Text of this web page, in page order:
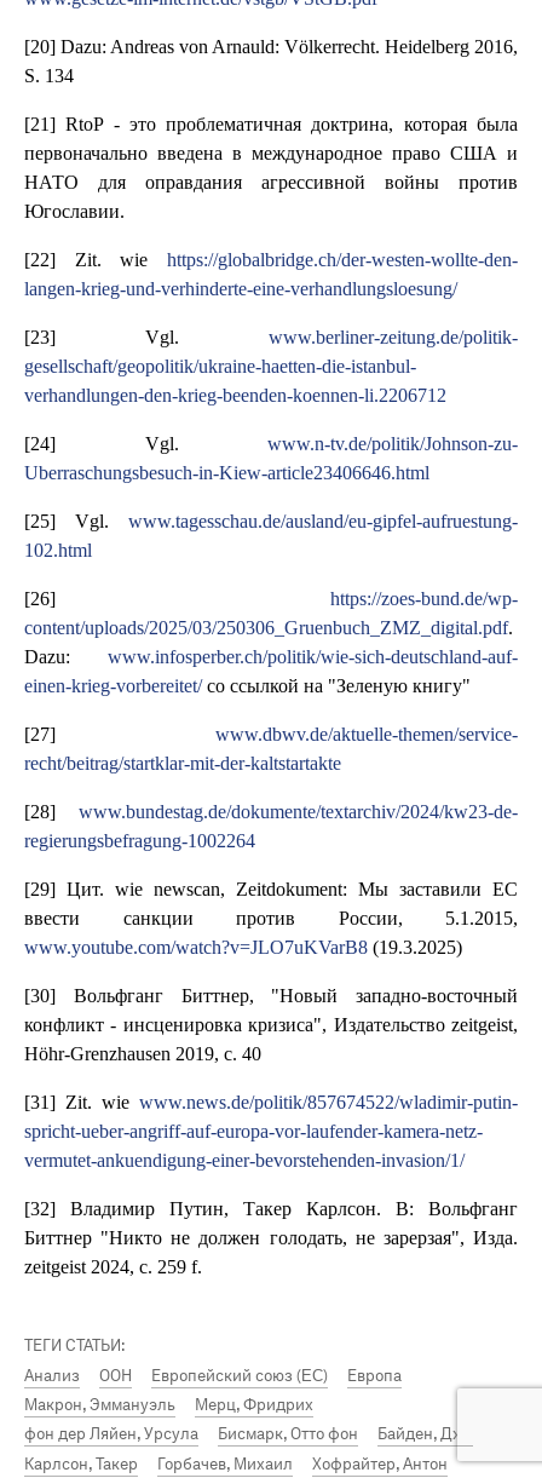
[20] Dazu: Andreas von Arnauld: Völkerrecht. Heidelberg 2016,
S. 134
[21] RtoP - это проблематичная доктрина, которая была
первоначально введена в международное право США и
НАТО для оправдания агрессивной войны против
Югославии.
[22] Zit. wie https://globalbridge.ch/der-westen-wollte-den-
langen-krieg-und-verhinderte-eine-verhandlungsloesung/
[23] Vgl. www.berliner-zeitung.de/politik-
gesellschaft/geopolitik/ukraine-haetten-die-istanbul-
verhandlungen-den-krieg-beenden-koennen-li.2206712
[24] Vgl. www.n-tv.de/politik/Johnson-zu-
Uberraschungsbesuch-in-Kiew-article23406646.html
[25] Vgl. www.tagesschau.de/ausland/eu-gipfel-aufruestung-
102.html
[26] https://zoes-bund.de/wp-
content/uploads/2025/03/250306_Gruenbuch_ZMZ_digital.pdf.
Dazu: www.infosperber.ch/politik/wie-sich-deutschland-auf-
einen-krieg-vorbereitet/со ссылкой на "Зеленую книгу"
[27] www.dbwv.de/aktuelle-themen/service-
recht/beitrag/startklar-mit-der-kaltstartakte
[28] www.bundestag.de/dokumente/textarchiv/2024/kw23-de-
regierungsbefragung-1002264
[29] Цит. wie newscan, Zeitdokument: Мы заставили ЕС
ввести санкции против России, 5.1.2015,
www.youtube.com/watch?v=JLO7uKVarB8 (19.3.2025)
[30] Вольфганг Биттнер, "Новый западно-восточный
конфликт - инсценировка кризиса", Издательство zeitgeist,
Höhr-Grenzhausen 2019, с. 40
[31] Zit. wie www.news.de/politik/857674522/wladimir-putin-
spricht-ueber-angriff-auf-europa-vor-laufender-kamera-netz-
vermutet-ankuendigung-einer-bevorstehenden-invasion/1/
[32] Владимир Путин, Такер Карлсон. В: Вольфганг
Биттнер "Никто не должен голодать, не зарерзая", Изда.
zeitgeist 2024, с. 259 f.
ТЕГИ СТАТЬИ:
Анализ
ООН Европейский союз (EC)
Европа
Макрон, Эммануэль
Мерц, Фридрих
фон дер Ляйен, Урсула
Бисмарк, Отто фон
Байден, Джо
Карлсон, Такер
Горбачев, Михаил Хофрайтер, Антон